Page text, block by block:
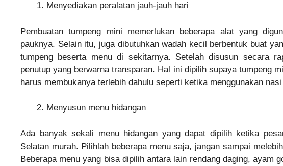
Menyediakan peralatan jauh-jauh hari
Pembuatan tumpeng mini memerlukan beberapa alat yang
pauknya. Selain itu, juga dibutuhkan wadah kecil berbentuk buat
tumpeng beserta menu di sekitarnya. Setelah disusun secara
penutup yang berwarna transparan. Hal ini dipilih supaya tumpeng
harus membukanya terlebih dahulu seperti ketika menggunakan
Menyusun menu hidangan
Ada banyak sekali menu hidangan yang dapat dipilih ketika
Selatan murah. Pilihlah beberapa menu saja, jangan sampai
Beberapa menu yang bisa dipilih antara lain rendang daging, ayam